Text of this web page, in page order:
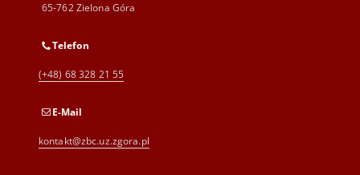
65-762 Zielona Góra
Telefon
(+48) 68 328 21 55
E-Mail
kontakt@zbc.uz.zgora.pl